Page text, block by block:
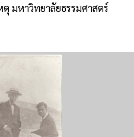
มหาวิทยาลัยธรรมศาสตร์